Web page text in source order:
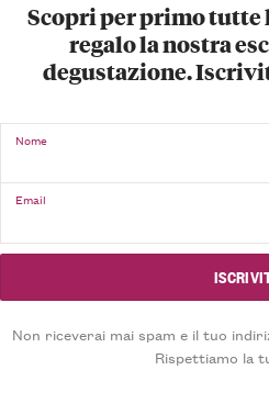
Scopri per primo tutte
regalo la nostra
degustazione.
Nome
Email
Non riceverai mai spam e il tuo
Rispettiamo la